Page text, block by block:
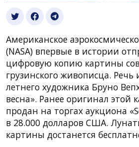
Американское
(NASA) впервые в истории
цифровую копию картины
грузинского живописца. Речь
летнего художника Бруно
весна». Ранее оригинал этой
продан на торгах аукциона
в 28.000 долларов США.
картины достанется